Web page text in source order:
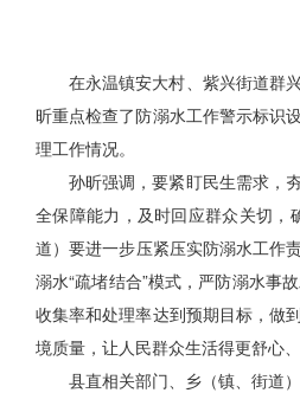
在永温镇安大村、紫兴街道群
昕重点检查了防溺水工作警示标识
理工作情况。
孙昕强调，要紧盯民生需求，
全保障能力，及时回应群众关切，
道）要进一步压紧压实防溺水工作
溺水“疏堵结合”模式，严防溺水事
收集率和处理率达到预期目标，做
境质量，让人民群众生活得更舒心、
县直相关部门、乡（镇、街道）